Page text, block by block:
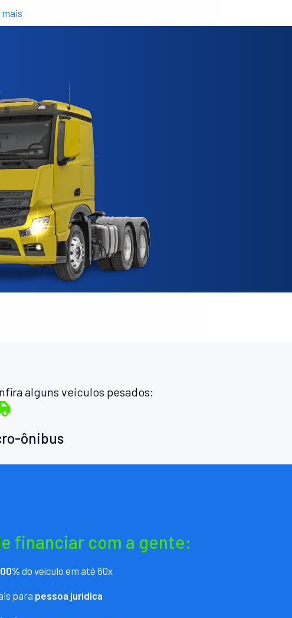
alguns veículos pesados:
ônibus
financiar com a gente:
do veículo em até 60x
para pessoa jurídica